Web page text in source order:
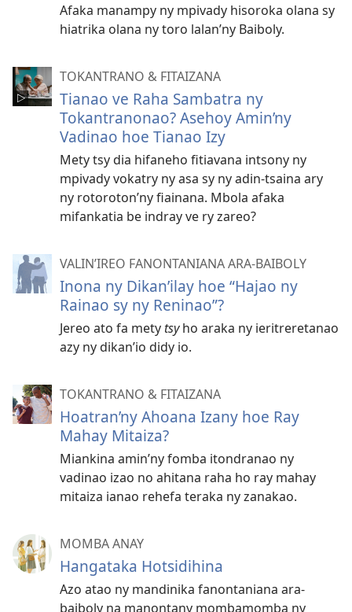
Afaka manampy ny mpivady hisoroka olana sy
hiatrika olana ny toro lalan’ny Baiboly.
TOKANTRANO & FITAIZANA
Tianao ve Raha Sambatra ny
Tokantranonao? Asehoy Amin’ny
Vadinao hoe Tianao Izy
Mety tsy dia hifaneho fitiavana intsony ny
mpivady vokatry ny asa sy ny adin-tsaina ary
ny rotoroton’ny fiainana. Mbola afaka
mifankatia be indray ve ry zareo?
VALIN’IREO FANONTANIANA ARA-BAIBOLY
Inona ny Dikan’ilay hoe “Hajao ny
Rainao sy ny Reninao”?
Jereo ato fa mety tsyho araka ny ieritreretanao
azy ny dikan’io didy io.
TOKANTRANO & FITAIZANA
Hoatran’ny Ahoana Izany hoe Ray
Mahay Mitaiza?
Miankina amin’ny fomba itondranao ny
vadinao izao no ahitana raha ho ray mahay
mitaiza ianao rehefa teraka ny zanakao.
MOMBA ANAY
Hangataka Hotsidihina
Azo atao ny mandinika fanontaniana ara-
baiboly na manontany mombamomba ny